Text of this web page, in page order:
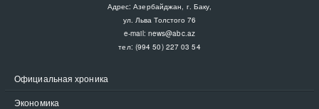
Адрес: Азербайджан, г. Баку,
ул. Льва Толстого 76
e-mail: news@abc.az
тел: (994 50) 227 03 54
Официальная хроника
Экономика